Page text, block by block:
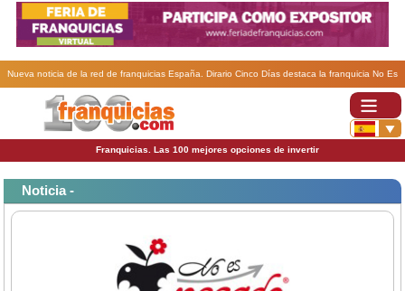
Nueva noticia de la red de franquicias España. Dirario Cinco Días destaca la franquicia No Es
Pecado por su seriedad y elegancia.
Franquicias. Las 100 mejores opciones de invertir
Noticia -